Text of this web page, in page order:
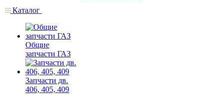
Каталог
Общие
запчасти ГАЗ
Запчасти дв.
406, 405, 409